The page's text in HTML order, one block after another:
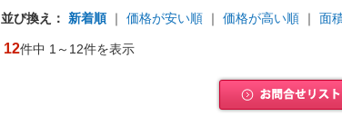
並び換え： 新着順 ｜ 価格が安い順 ｜ 価格が高い順 ｜ 面
12件中 1～12件を表示